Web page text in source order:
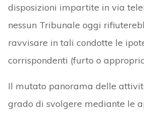
disposizioni impartite in via
nessun Tribunale oggi
ravvisare in tali condotte le
corrispondenti (furto o
Il mutato panorama delle
grado di svolgere mediante le